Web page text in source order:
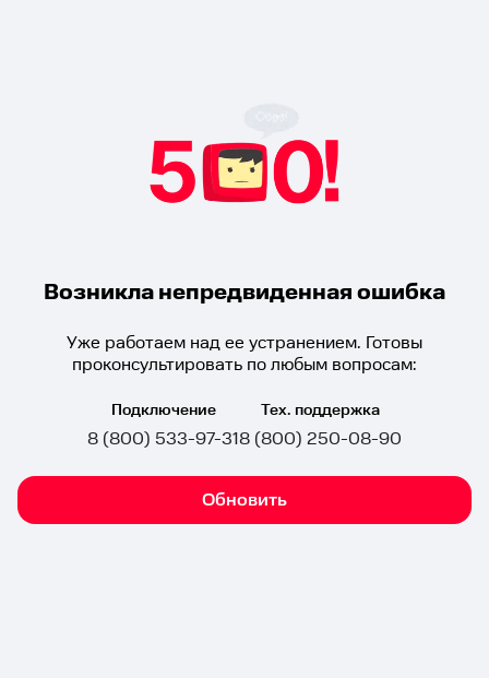
Возникла непредвиденная ошибка
Уже работаем над ее устранением. Готовы
проконсультировать по любым вопросам:
Подключение
8 (800) 533-97-31
Тех. поддержка
8 (800) 250-08-90
Обновить